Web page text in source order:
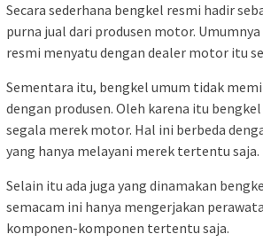
Secara sederhana bengkel resmi hadir
purna jual dari produsen motor.
resmi menyatu dengan dealer motor itu
Sementara itu, bengkel umum tidak
dengan produsen. Oleh karena itu
segala merek motor. Hal ini berbeda
yang hanya melayani merek tertentu saja.
Selain itu ada juga yang dinamakan
semacam ini hanya mengerjakan
komponen-komponen tertentu saja.